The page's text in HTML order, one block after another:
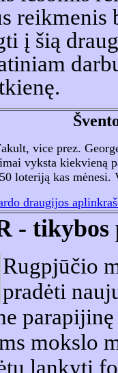
reikmenis
šią
vice prez.
vyksta kiekvieną
loteriją kas
draugijos
- tikybos
Rugpjūčio
pradėti
mokslo
lankyti